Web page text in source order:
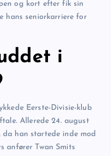
og kort efter fik sin
hans seniorkarriere for
i
Eerste-Divisie-klub
Allerede 24. august
da han startede inde mod
anfører Twan Smits